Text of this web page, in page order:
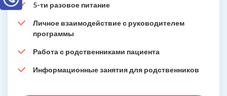
5-ти разовое питание
Личное взаимодействие с руководителем
программы
Работа с родственниками пациента
Информационные занятия для родственников